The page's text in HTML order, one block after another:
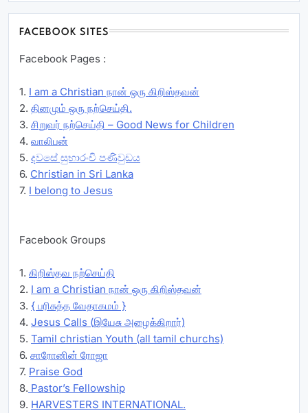
FACEBOOK SITES
Facebook Pages :
1. I am a Christian நான் ஒரு கிறிஸ்தவன்
2. தினமும் ஒரு நற்செய்தி.
3. சிறுவர் நற்செய்தி – Good News for Children
4. வாலிபன்
5. දවසේ සුභාරංචි පණිවුඩය
6. Christian in Sri Lanka
7. I belong to Jesus
Facebook Groups
1. கிறிஸ்தவ நற்செய்தி
2. I am a Christian நான் ஒரு கிறிஸ்தவன்
3. { பரிசுத்த வேதாகமம் }
4. Jesus Calls (இயேசு அழைக்கிறார்)
5. Tamil christian Youth (all tamil churchs)
6. சாரோனின் ரோஜா
7. Praise God
8. Pastor’s Fellowship
9. HARVESTERS INTERNATIONAL.